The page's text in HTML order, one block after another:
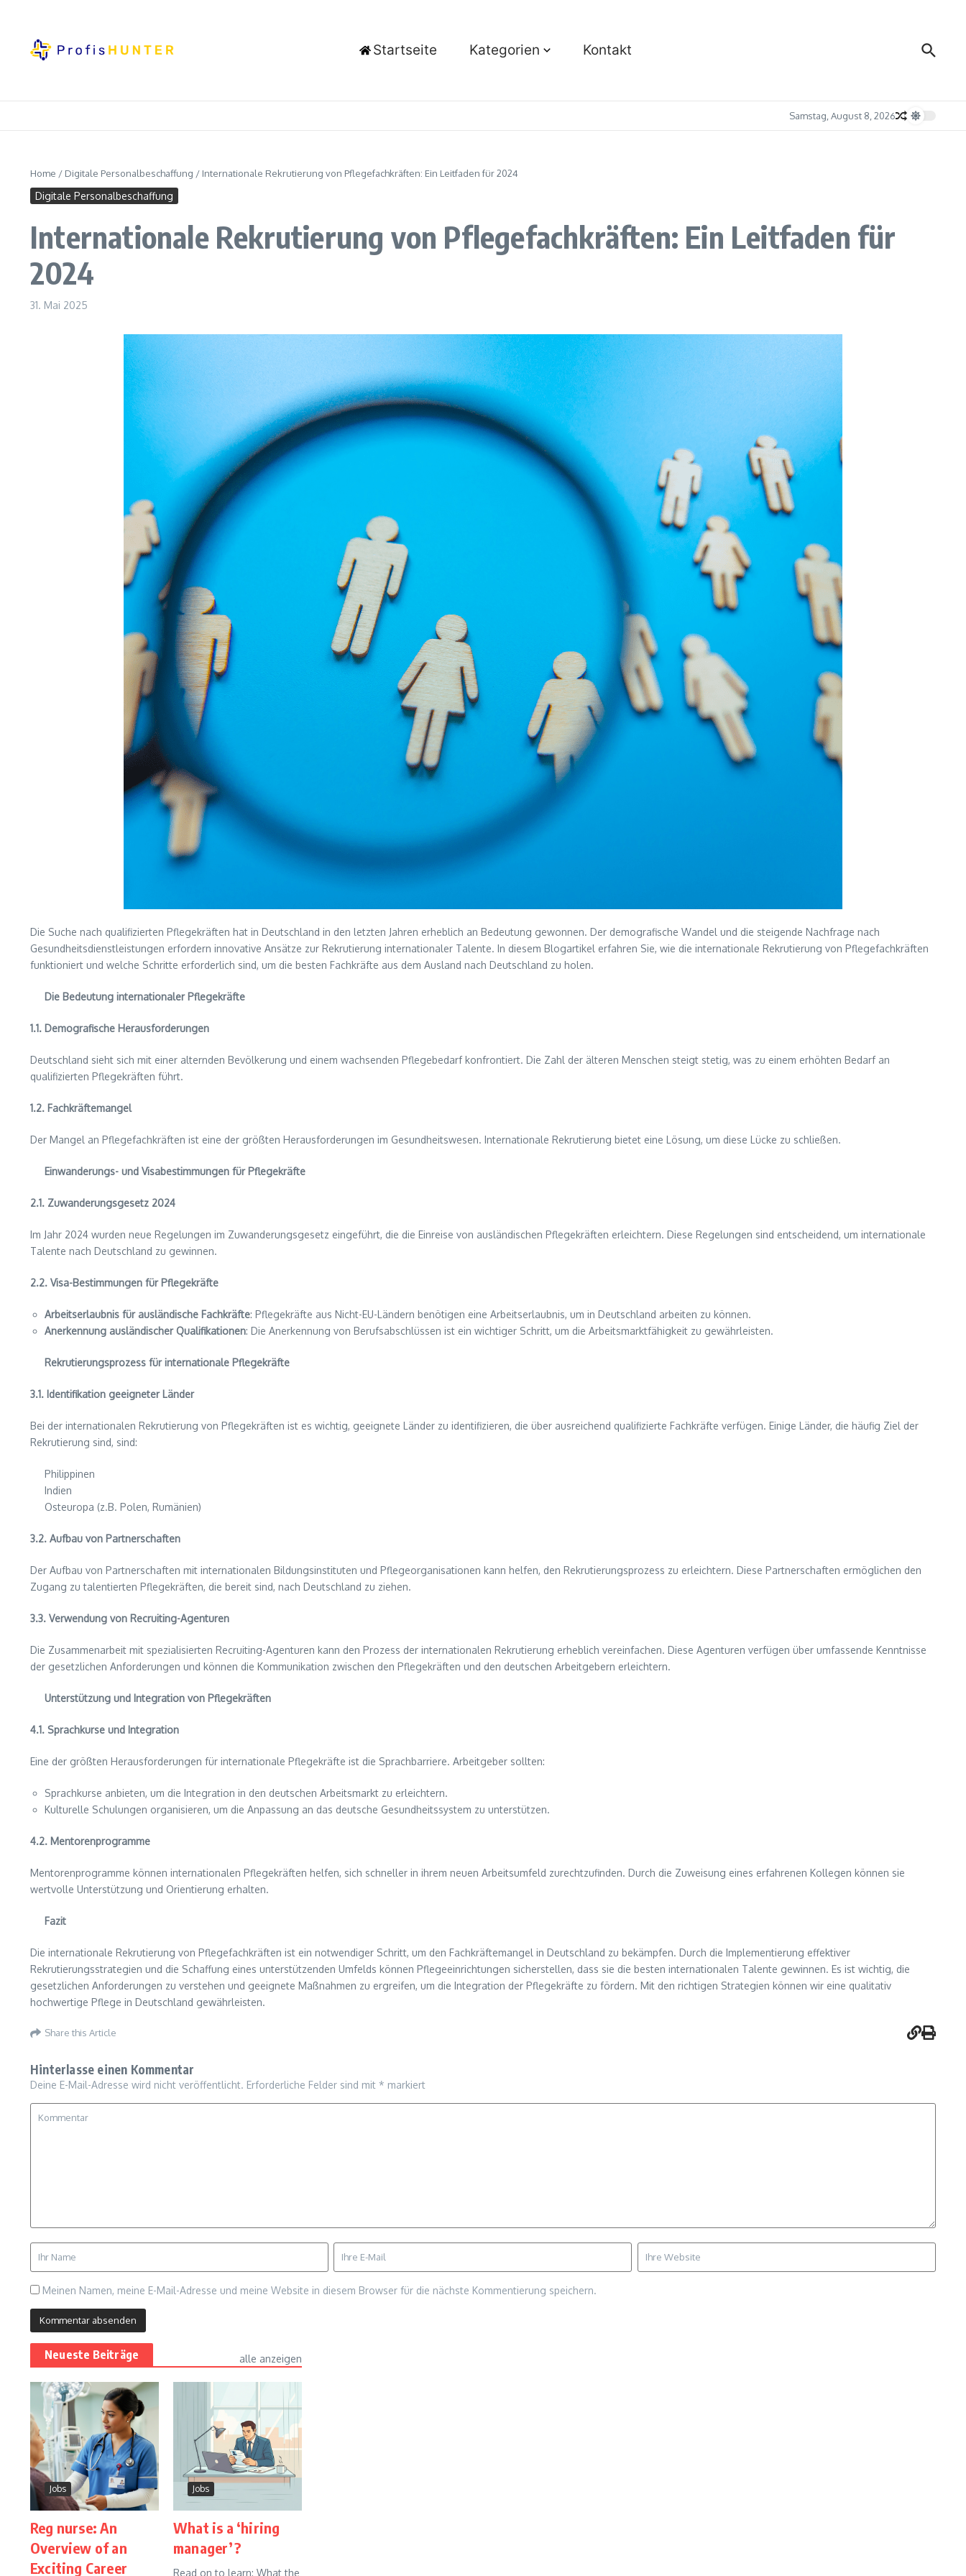
Startseite Kategorien Kontakt
Samstag, August 8, 2026
Home / Digitale Personalbeschaffung / Internationale Rekrutierung von Pflegefachkräften: Ein Leitfaden für 2024
Digitale Personalbeschaffung
Internationale Rekrutierung von Pflegefachkräften: Ein Leitfaden für
2024
31. Mai 2025
Die Suche nach qualifizierten Pflegekräften hat in Deutschland in den letzten Jahren erheblich an Bedeutung gewonnen. Der demografische Wandel und die steigende Nachfrage nach
Gesundheitsdienstleistungen erfordern innovative Ansätze zur Rekrutierung internationaler Talente. In diesem Blogartikel erfahren Sie, wie die internationale Rekrutierung von Pflegefachkräften
funktioniert und welche Schritte erforderlich sind, um die besten Fachkräfte aus dem Ausland nach Deutschland zu holen.
Die Bedeutung internationaler Pflegekräfte
1.1. Demografische Herausforderungen
Deutschland sieht sich mit einer alternden Bevölkerung und einem wachsenden Pflegebedarf konfrontiert. Die Zahl der älteren Menschen steigt stetig, was zu einem erhöhten Bedarf an
qualifizierten Pflegekräften führt.
1.2. Fachkräftemangel
Der Mangel an Pflegefachkräften ist eine der größten Herausforderungen im Gesundheitswesen. Internationale Rekrutierung bietet eine Lösung, um diese Lücke zu schließen.
Einwanderungs- und Visabestimmungen für Pflegekräfte
2.1. Zuwanderungsgesetz 2024
Im Jahr 2024 wurden neue Regelungen im Zuwanderungsgesetz eingeführt, die die Einreise von ausländischen Pflegekräften erleichtern. Diese Regelungen sind entscheidend, um internationale
Talente nach Deutschland zu gewinnen.
2.2. Visa-Bestimmungen für Pflegekräfte
Arbeitserlaubnis für ausländische Fachkräfte: Pflegekräfte aus Nicht-EU-Ländern benötigen eine Arbeitserlaubnis, um in Deutschland arbeiten zu können.
Anerkennung ausländischer Qualifikationen: Die Anerkennung von Berufsabschlüssen ist ein wichtiger Schritt, um die Arbeitsmarktfähigkeit zu gewährleisten.
Rekrutierungsprozess für internationale Pflegekräfte
3.1. Identifikation geeigneter Länder
Bei der internationalen Rekrutierung von Pflegekräften ist es wichtig, geeignete Länder zu identifizieren, die über ausreichend qualifizierte Fachkräfte verfügen. Einige Länder, die häufig Ziel der
Rekrutierung sind, sind:
Philippinen
Indien
Osteuropa (z.B. Polen, Rumänien)
3.2. Aufbau von Partnerschaften
Der Aufbau von Partnerschaften mit internationalen Bildungsinstituten und Pflegeorganisationen kann helfen, den Rekrutierungsprozess zu erleichtern. Diese Partnerschaften ermöglichen den
Zugang zu talentierten Pflegekräften, die bereit sind, nach Deutschland zu ziehen.
3.3. Verwendung von Recruiting-Agenturen
Die Zusammenarbeit mit spezialisierten Recruiting-Agenturen kann den Prozess der internationalen Rekrutierung erheblich vereinfachen. Diese Agenturen verfügen über umfassende Kenntnisse
der gesetzlichen Anforderungen und können die Kommunikation zwischen den Pflegekräften und den deutschen Arbeitgebern erleichtern.
Unterstützung und Integration von Pflegekräften
4.1. Sprachkurse und Integration
Eine der größten Herausforderungen für internationale Pflegekräfte ist die Sprachbarriere. Arbeitgeber sollten:
Sprachkurse anbieten, um die Integration in den deutschen Arbeitsmarkt zu erleichtern.
Kulturelle Schulungen organisieren, um die Anpassung an das deutsche Gesundheitssystem zu unterstützen.
4.2. Mentorenprogramme
Mentorenprogramme können internationalen Pflegekräften helfen, sich schneller in ihrem neuen Arbeitsumfeld zurechtzufinden. Durch die Zuweisung eines erfahrenen Kollegen können sie
wertvolle Unterstützung und Orientierung erhalten.
Fazit
Die internationale Rekrutierung von Pflegefachkräften ist ein notwendiger Schritt, um den Fachkräftemangel in Deutschland zu bekämpfen. Durch die Implementierung effektiver
Rekrutierungsstrategien und die Schaffung eines unterstützenden Umfelds können Pflegeeinrichtungen sicherstellen, dass sie die besten internationalen Talente gewinnen. Es ist wichtig, die
gesetzlichen Anforderungen zu verstehen und geeignete Maßnahmen zu ergreifen, um die Integration der Pflegekräfte zu fördern. Mit den richtigen Strategien können wir eine qualitativ
hochwertige Pflege in Deutschland gewährleisten.
Share this Article
Hinterlasse einen Kommentar
Deine E-Mail-Adresse wird nicht veröffentlicht. Erforderliche Felder sind mit * markiert
Meinen Namen, meine E-Mail-Adresse und meine Website in diesem Browser für die nächste Kommentierung speichern.
Neueste Beiträge alle anzeigen
Jobs
Reg nurse: An
Overview of an
Exciting Career
Jobs
What is a ‘hiring
manager’?
Read on to learn: What the